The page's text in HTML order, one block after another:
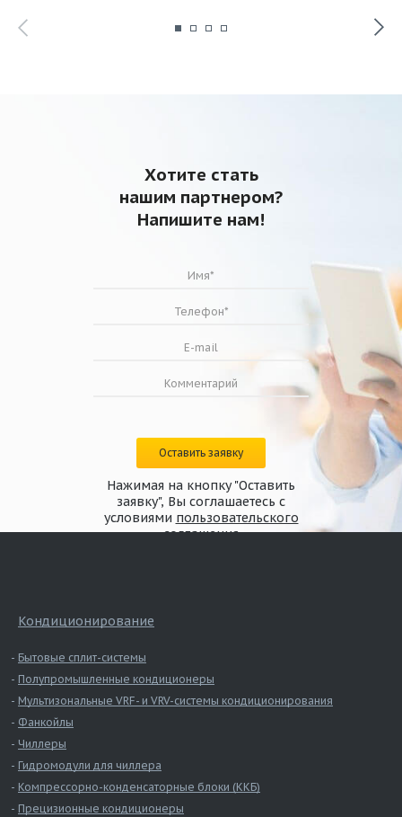
Хотите стать
нашим партнером?
Напишите нам!
Оставить заявку
Нажимая на кнопку "Оставить
заявку", Вы соглашаетесь с
условиями пользовательского
соглашения
Кондиционирование
Бытовые сплит-системы
Полупромышленные кондиционеры
Мультизональные VRF- и VRV-системы кондиционирования
Фанкойлы
Чиллеры
Гидромодули для чиллера
Компрессорно-конденсаторные блоки (ККБ)
Прецизионные кондиционеры